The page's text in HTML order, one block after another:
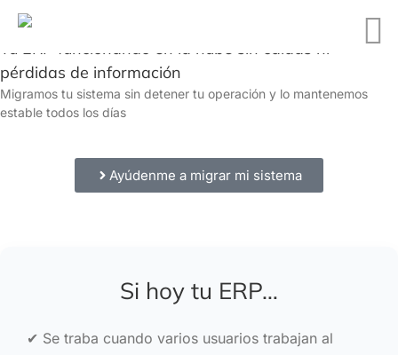
Tu ERP funcionando en la nube sin caídas ni
pérdidas de información
Migramos tu sistema sin detener tu operación y lo mantenemos
estable todos los días
Ayúdenme a migrar mi sistema
Si hoy tu ERP…
✔ Se traba cuando varios usuarios trabajan al